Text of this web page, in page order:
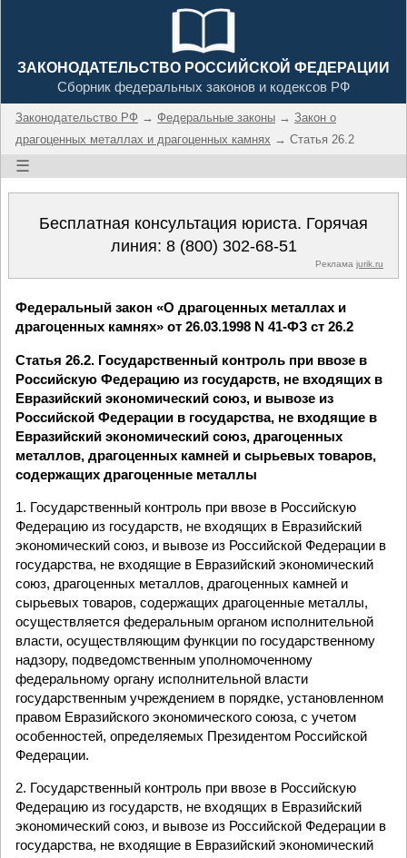
ЗАКОНОДАТЕЛЬСТВО РОССИЙСКОЙ ФЕДЕРАЦИИ
Сборник федеральных законов и кодексов РФ
Законодательство РФ → Федеральные законы → Закон о
драгоценных металлах и драгоценных камнях → Статья 26.2
☰
Бесплатная консультация юриста. Горячая
линия: 8 (800) 302-68-51
Реклама jurik.ru
Федеральный закон «О драгоценных металлах и
драгоценных камнях» от 26.03.1998 N 41-ФЗ ст 26.2
Статья 26.2. Государственный контроль при ввозе в
Российскую Федерацию из государств, не входящих в
Евразийский экономический союз, и вывозе из
Российской Федерации в государства, не входящие в
Евразийский экономический союз, драгоценных
металлов, драгоценных камней и сырьевых товаров,
содержащих драгоценные металлы
1. Государственный контроль при ввозе в Российскую
Федерацию из государств, не входящих в Евразийский
экономический союз, и вывозе из Российской Федерации в
государства, не входящие в Евразийский экономический
союз, драгоценных металлов, драгоценных камней и
сырьевых товаров, содержащих драгоценные металлы,
осуществляется федеральным органом исполнительной
власти, осуществляющим функции по государственному
надзору, подведомственным уполномоченному
федеральному органу исполнительной власти
государственным учреждением в порядке, установленном
правом Евразийского экономического союза, с учетом
особенностей, определяемых Президентом Российской
Федерации.
2. Государственный контроль при ввозе в Российскую
Федерацию из государств, не входящих в Евразийский
экономический союз, и вывозе из Российской Федерации в
государства, не входящие в Евразийский экономический